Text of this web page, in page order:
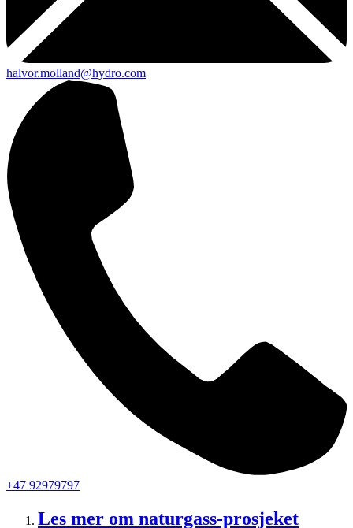
halvor.molland@hydro.com
+47 92979797
Les mer om naturgass-prosjeket